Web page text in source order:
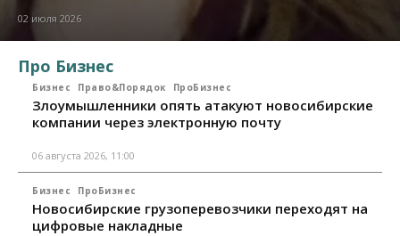
02 июля 2026
Про Бизнес
Бизнес Право&Порядок ПроБизнес
Злоумышленники опять атакуют новосибирские
компании через электронную почту
06 августа 2026, 11:00
Бизнес ПроБизнес
Новосибирские грузоперевозчики переходят на
цифровые накладные